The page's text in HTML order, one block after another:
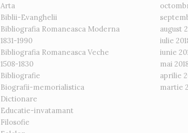
Arta
Biblii-Evanghelii
Bibliografia Romaneasca Moderna
1831-1990
Bibliografia Romaneasca Veche
1508-1830
Bibliografie
Biografii-memorialistica
Dictionare
Educatie-invatamant
Filosofie
august
iulie
iunie
mai
aprilie
martie